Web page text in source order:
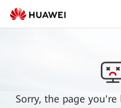
Sorry, the page